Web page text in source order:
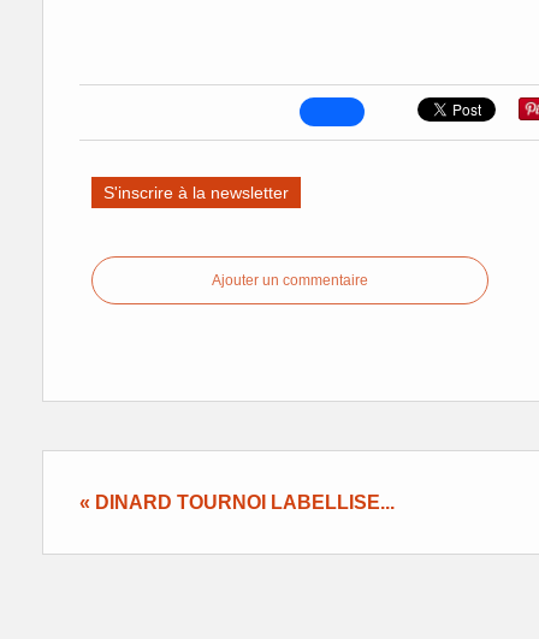
S'inscrire à la newsletter
Ajouter un commentaire
« DINARD TOURNOI LABELLISE...